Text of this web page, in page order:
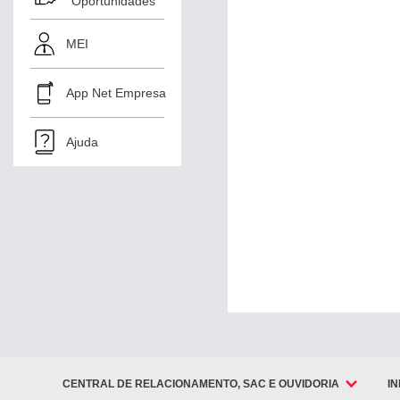
MEI
App Net Empresa
Ajuda
CENTRAL DE RELACIONAMENTO, SAC E OUVIDORIA